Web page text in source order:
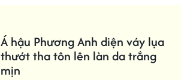
Á hậu Phương Anh diện váy lụa
thướt tha tôn lên làn da trắng
mịn